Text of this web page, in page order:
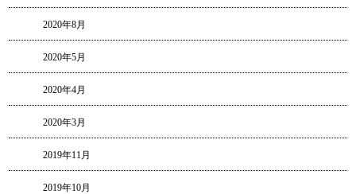
2020年8月
2020年5月
2020年4月
2020年3月
2019年11月
2019年10月